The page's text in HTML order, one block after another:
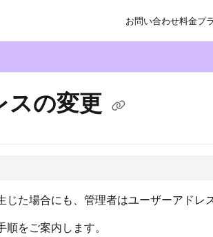
お問い合わせ料金プ
スの変更
た場合にも、管理者はユーザーアドレ
をご案内します。